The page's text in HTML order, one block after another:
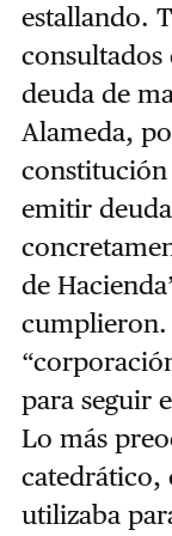
estallando.
consultados
deuda de
Alameda,
emitir
de
cumplieron.
para seguir
Lo más
catedrático,
utilizaba